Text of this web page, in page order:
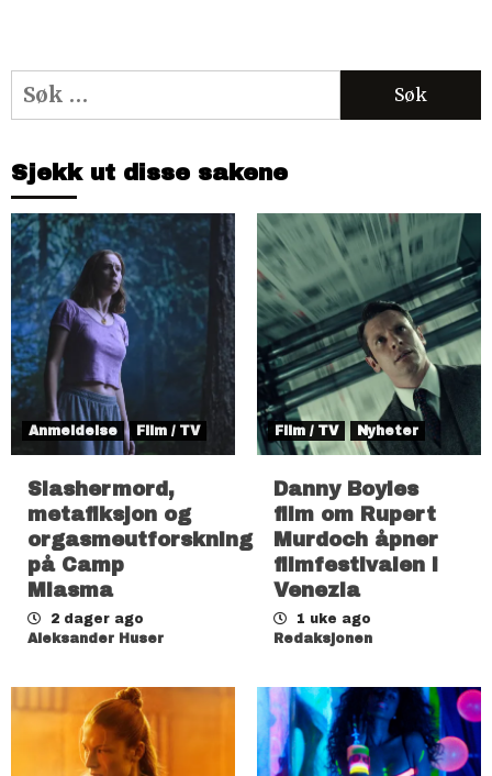
Søk
etter:
Sjekk ut disse sakene
Anmeldelse Film / TV
Slashermord,
metafiksjon og
orgasmeutforskning
på Camp
Miasma
2 dager ago
Aleksander Huser
Film / TV Nyheter
Danny Boyles
film om Rupert
Murdoch åpner
filmfestivalen i
Venezia
1 uke ago
Redaksjonen